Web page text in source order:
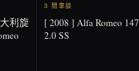
利旋
3 閒車談
[ 2008 ] Alfa Romeo 147
2.0 SS